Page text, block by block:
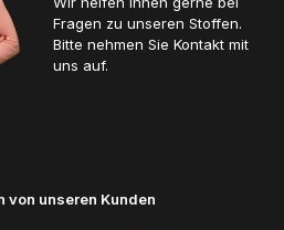
Fragen zu unseren Stoffen.
Bitte nehmen Sie Kontakt mit
uns auf.
von unseren Kunden